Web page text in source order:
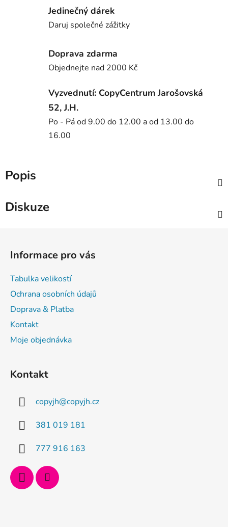
Jedinečný dárek
Daruj společné zážitky
Doprava zdarma
Objednejte nad 2000 Kč
Vyzvednutí: CopyCentrum Jarošovská
52, J.H.
Po - Pá od 9.00 do 12.00 a od 13.00 do
16.00
Popis
Diskuze
Informace pro vás
Tabulka velikostí
Ochrana osobních údajů
Doprava & Platba
Kontakt
Moje objednávka
Kontakt
copyjh@copyjh.cz
381 019 181
777 916 163